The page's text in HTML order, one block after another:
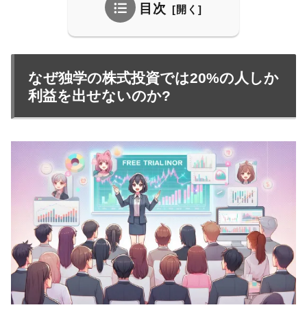
目次
なぜ独学の株式投資では20%の人しか
利益を出せないのか?